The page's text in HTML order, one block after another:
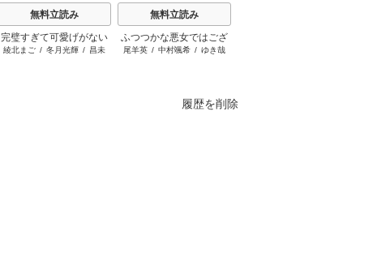
無料立読み
完璧すぎて可愛げがない
と婚約破棄された聖女は
綾北まご / 冬月光輝 / 昌未
無料立読み
ふつつかな悪女ではござ
いますが ～雛宮蝶鼠とり
尾羊英 / 中村颯希 / ゆき哉
履歴を削除